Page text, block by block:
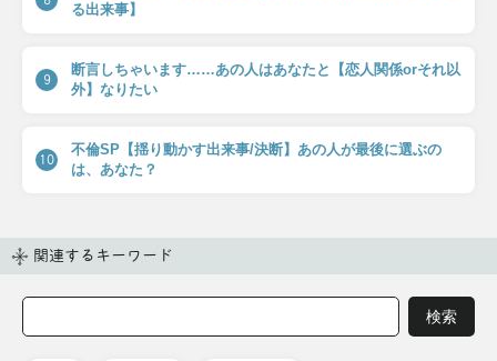
る出来事】
9
断言しちゃいます……あの人はあなたと【恋人関係orそれ以
外】なりたい
10
不倫SP【揺り動かす出来事/決断】あの人が最後に選ぶの
は、あなた？
関連するキーワード